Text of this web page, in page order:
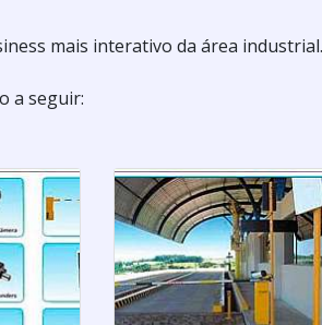
mais interativo da área industrial.
a seguir: